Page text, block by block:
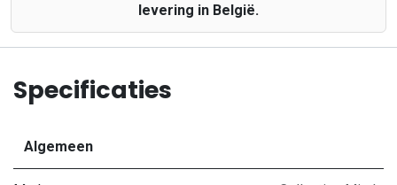
levering in België.
Specificaties
Algemeen